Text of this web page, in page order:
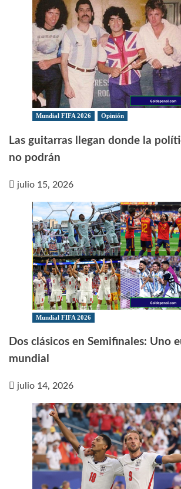
Mundial FIFA 2026 Opinión
Las guitarras llegan donde la
no podrán
julio 15, 2026
Mundial FIFA 2026
Dos clásicos en Semifinales: Uno
mundial
julio 14, 2026